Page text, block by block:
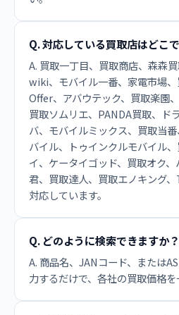
Q. 対応している買取店はどこ
A. 買取一丁目、買取商店、森森
wiki、モバイル一番、家電市場
Offer、アバウテック、買取楽園
買取ソムリエ、PANDA買取、ド
バ、モバイルミックス、買取当
バイル、トゥインクルモバイル
イ、ケータイゴッド、買取オク
君、買取達人、買取エノキング
対応しています。
Q. どのように検索できますか？
A. 商品名、JANコード、または
力するだけで、各社の買取価格を